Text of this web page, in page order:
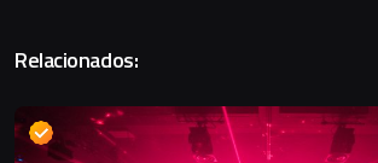
Relacionados: